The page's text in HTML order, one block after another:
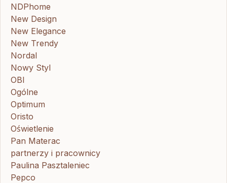
NDPhome
New Design
New Elegance
New Trendy
Nordal
Nowy Styl
OBI
Ogólne
Optimum
Oristo
Oświetlenie
Pan Materac
partnerzy i pracownicy
Paulina Pasztaleniec
Pepco